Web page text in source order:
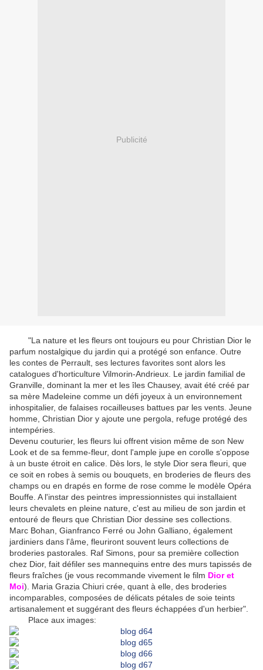
Publicité
"La nature et les fleurs ont toujours eu pour Christian Dior le
parfum nostalgique du jardin qui a protégé son enfance. Outre
les contes de Perrault, ses lectures favorites sont alors les
catalogues d'horticulture Vilmorin-Andrieux. Le jardin familial de
Granville, dominant la mer et les îles Chausey, avait été créé par
sa mère Madeleine comme un défi joyeux à un environnement
inhospitalier, de falaises rocailleuses battues par les vents. Jeune
homme, Christian Dior y ajoute une pergola, refuge protégé des
intempéries.
Devenu couturier, les fleurs lui offrent vision même de son New
Look et de sa femme-fleur, dont l'ample jupe en corolle s'oppose
à un buste étroit en calice. Dès lors, le style Dior sera fleuri, que
ce soit en robes à semis ou bouquets, en broderies de fleurs des
champs ou en drapés en forme de rose comme le modèle Opéra
Bouffe. A l'instar des peintres impressionnistes qui installaient
leurs chevalets en pleine nature, c'est au milieu de son jardin et
entouré de fleurs que Christian Dior dessine ses collections.
Marc Bohan, Gianfranco Ferré ou John Galliano, également
jardiniers dans l'âme, fleuriront souvent leurs collections de
broderies pastorales. Raf Simons, pour sa première collection
chez Dior, fait défiler ses mannequins entre des murs tapissés de
fleurs fraîches (je vous recommande vivement le film Dior et
Moi). Maria Grazia Chiuri crée, quant à elle, des broderies
incomparables, composées de délicats pétales de soie teints
artisanalement et suggérant des fleurs échappées d'un herbier".
Place aux images: